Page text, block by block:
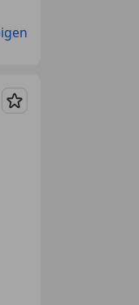
Merken